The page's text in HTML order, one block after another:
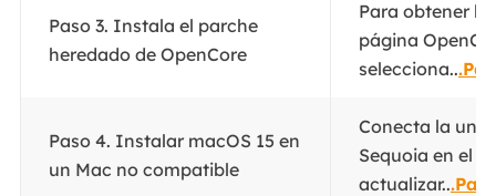
Paso 3. Instala el parche
heredado de OpenCore
Para obtener la
página
selecciona..
Paso 4. Instalar macOS 15 en
un Mac no compatible
Conecta la
Sequoia en el
actualizar..